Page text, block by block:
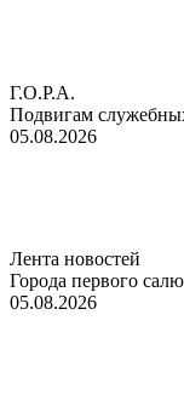
Г.О.Р.А.
Подвигам
05.08.2026
Лента новостей
Города первого
05.08.2026